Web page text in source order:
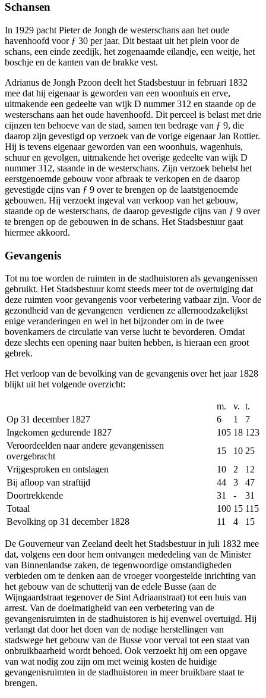
Schansen
In 1929 pacht Pieter de Jongh de westerschans aan het oude
havenhoofd voor ƒ 30 per jaar. Dit bestaat uit het plein voor de
schans, een einde zeedijk, het zogenaamde eilandje, een weitje, het
boschje en de kanten van de brakke vest.
Adrianus de Jongh Pzoon deelt het Stadsbestuur in februari 1832
mee dat hij eigenaar is geworden van een woonhuis en erve,
uitmakende een gedeelte van wijk D nummer 312 en staande op de
westerschans aan het oude havenhoofd. Dit perceel is belast met drie
cijnzen ten behoeve van de stad, samen ten bedrage van ƒ 9, die
daarop zijn gevestigd op verzoek van de vorige eigenaar Jan Rottier.
Hij is tevens eigenaar geworden van een woonhuis, wagenhuis,
schuur en gevolgen, uitmakende het overige gedeelte van wijk D
nummer 312, staande in de westerschans. Zijn verzoek behelst het
eerstgenoemde gebouw voor afbraak te verkopen en de daarop
gevestigde cijns van ƒ 9 over te brengen op de laatstgenoemde
gebouwen. Hij verzoekt ingeval van verkoop van het gebouw,
staande op de westerschans, de daarop gevestigde cijns van ƒ 9 over
te brengen op de gebouwen in de schans. Het Stadsbestuur gaat
hiermee akkoord.
Gevangenis
Tot nu toe worden de ruimten in de stadhuistoren als gevangenissen
gebruikt. Het Stadsbestuur komt steeds meer tot de overtuiging dat
deze ruimten voor gevangenis voor verbetering vatbaar zijn. Voor de
gezondheid van de gevangenen verdienen ze allernoodzakelijkst
enige veranderingen en wel in het bijzonder om in de twee
bovenkamers de circulatie van verse lucht te bevorderen. Omdat
deze slechts een opening naar buiten hebben, is hieraan een groot
gebrek.
Het verloop van de bevolking van de gevangenis over het jaar 1828
blijkt uit het volgende overzicht:
m. v. t.
Op 31 december 1827
6 1
7
Ingekomen gedurende 1827
105 18 123
Veroordeelden naar andere gevangenissen
overgebracht
15 10 25
Vrijgesproken en ontslagen
10 2
12
Bij afloop van straftijd
44 3
47
Doortrekkende
31 -
31
Totaal
100 15 115
Bevolking op 31 december 1828
11 4 15
De Gouverneur van Zeeland deelt het Stadsbestuur in juli 1832 mee
dat, volgens een door hem ontvangen mededeling van de Minister
van Binnenlandse zaken, de tegenwoordige omstandigheden
verbieden om te denken aan de vroeger voorgestelde inrichting van
het gebouw van de schutterij van de edele Busse (aan de
Wijngaardstraat tegenover de Sint Adriaanstraat) tot een huis van
arrest. Van de doelmatigheid van een verbetering van de
gevangenisruimten in de stadhuistoren is hij evenwel overtuigd. Hij
verlangt dat door het doen van de nodige herstellingen van
stadswege het gebouw van de Busse voor verval tot een staat van
onbruikbaarheid wordt behoed. Ook verzoekt hij om een opgave
van wat nodig zou zijn om met weinig kosten de huidige
gevangenisruimten in de stadhuistoren in meer bruikbare staat te
brengen.